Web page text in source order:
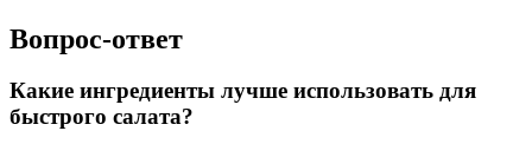
Вопрос-ответ
Какие ингредиенты лучше использовать для
быстрого салата?